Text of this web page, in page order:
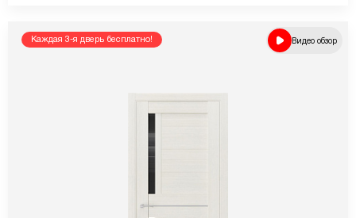
Каждая 3-я дверь бесплатно! Видео обзор